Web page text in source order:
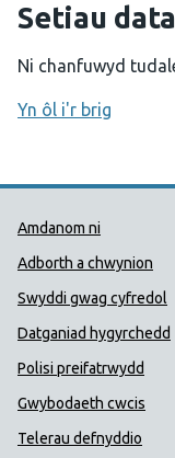
Setiau
Ni chanfuwyd
Yn ôl i'r brig
Dolenni
Amdanom ni
Adborth a chwynion
Swyddi gwag cyfredol
Datganiad hygyrchedd
Polisi preifatrwydd
Gwybodaeth cwcis
Telerau defnyddio